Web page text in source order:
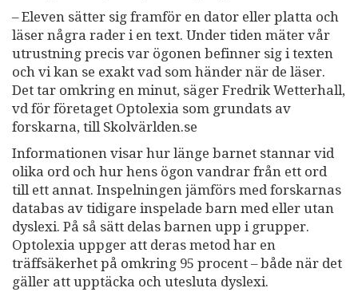
– Eleven sätter sig framför en dator eller platta och
läser några rader i en text. Under tiden mäter vår
utrustning precis var ögonen befinner sig i texten
och vi kan se exakt vad som händer när de läser.
Det tar omkring en minut, säger Fredrik Wetterhall,
vd för företaget Optolexia som grundats av
forskarna, till Skolvärlden.se
Informationen visar hur länge barnet stannar vid
olika ord och hur hens ögon vandrar från ett ord
till ett annat. Inspelningen jämförs med forskarnas
databas av tidigare inspelade barn med eller utan
dyslexi. På så sätt delas barnen upp i grupper.
Optolexia uppger att deras metod har en
träffsäkerhet på omkring 95 procent – både när det
gäller att upptäcka och utesluta dyslexi.